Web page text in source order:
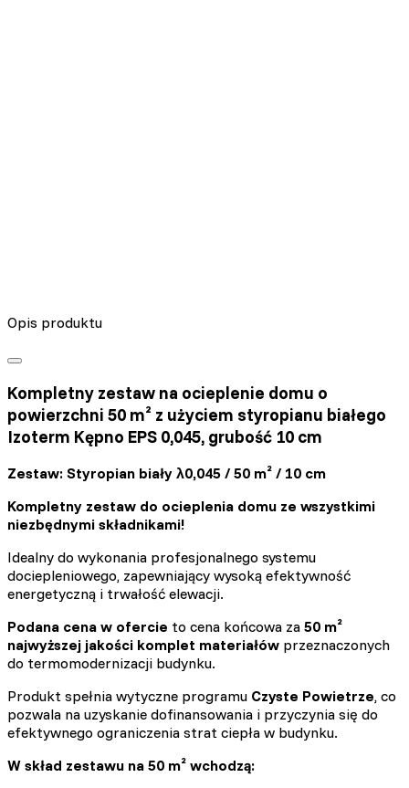
Opis produktu
Kompletny zestaw na ocieplenie domu o
powierzchni 50 m² z użyciem styropianu białego
Izoterm Kępno EPS 0,045, grubość 10 cm
Zestaw: Styropian biały λ0,045 / 50 m² / 10 cm
Kompletny zestaw do ocieplenia domu ze wszystkimi
niezbędnymi składnikami!
Idealny do wykonania profesjonalnego systemu
dociepleniowego, zapewniający wysoką efektywność
energetyczną i trwałość elewacji.
Podana cena w ofercie to cena końcowa za 50 m²
najwyższej jakości komplet materiałów przeznaczonych
do termomodernizacji budynku.
Produkt spełnia wytyczne programu Czyste Powietrze, co
pozwala na uzyskanie dofinansowania i przyczynia się do
efektywnego ograniczenia strat ciepła w budynku.
W skład zestawu na 50 m² wchodzą: